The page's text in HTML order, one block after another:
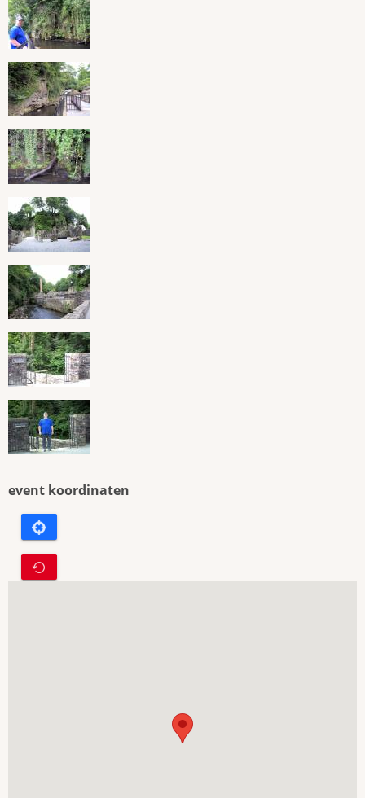
event koordinaten